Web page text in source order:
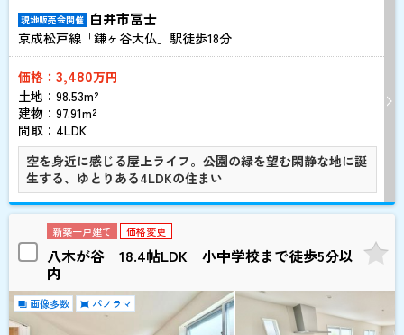
現地販売会開催 白井市冨士
京成松戸線「鎌ヶ谷大仏」駅徒歩18分
価格： 3,480万円
土地：98.53m²
建物：97.91m²
間取：4LDK
空を身近に感じる屋上ライフ。公園の緑を望む閑静な地に誕
生する、ゆとりある4LDKの住まい
新築一戸建て 価格変更
八木が谷 18.4帖LDK 小中学校まで徒歩5分以
内
画像多数 パノラマ